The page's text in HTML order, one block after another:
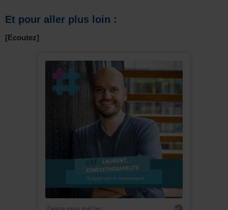
Et pour aller plus loin :
[Ecoutez]